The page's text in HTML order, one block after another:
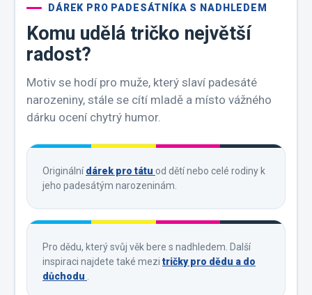
DÁREK PRO PADESÁTNÍKA S NADHLEDEM
Komu udělá tričko největší
radost?
Motiv se hodí pro muže, který slaví padesáté
narozeniny, stále se cítí mladě a místo vážného
dárku ocení chytrý humor.
Originálnídárek pro tátu od dětí nebo celé rodiny k
jeho padesátým narozeninám.
Pro dědu, který svůj věk bere s nadhledem. Další
inspiraci najdete také mezi tričky pro dědu a do
důchodu